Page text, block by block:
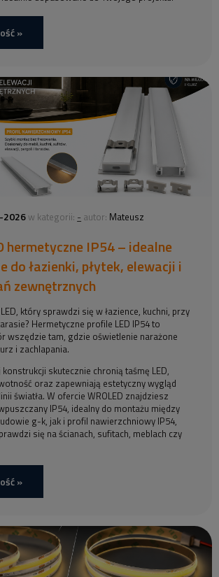
»
2026 w kategorii: - autor: Mateusz
hermetyczne IP54 – idealne
do łazienki, płytek, elewacji i
zewnętrznych
który sprawdzi się w łazience, kuchni, przy
Hermetyczne profile LED IP54 to
wszędzie tam, gdzie oświetlenie narażone
i zachlapania.
skutecznie chronią taśmę LED,
oraz zapewniają estetyczny wygląd
światła. W ofercie WROLED znajdziesz
IP54, idealny do montażu między
g-k, jak i profil nawierzchniowy IP54,
się na ścianach, sufitach, meblach czy
»